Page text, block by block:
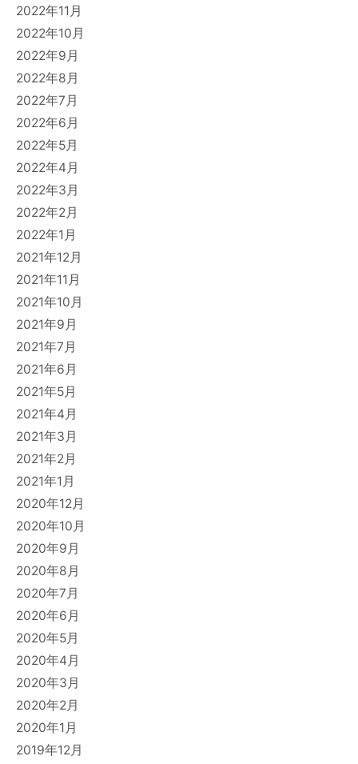
2022年11月
2022年10月
2022年9月
2022年8月
2022年7月
2022年6月
2022年5月
2022年4月
2022年3月
2022年2月
2022年1月
2021年12月
2021年11月
2021年10月
2021年9月
2021年7月
2021年6月
2021年5月
2021年4月
2021年3月
2021年2月
2021年1月
2020年12月
2020年10月
2020年9月
2020年8月
2020年7月
2020年6月
2020年5月
2020年4月
2020年3月
2020年2月
2020年1月
2019年12月